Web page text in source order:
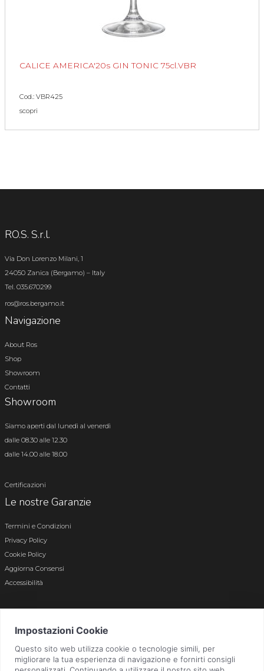
CALICE AMERICA'20s GIN TONIC 75cl.VBR
Cod.: VBR425
scopri
RO.S. S.r.l.
Via Don Lorenzo Milani, 1
24050 Zanica (Bergamo) – Italy
Tel. 035.670299
ros@ros.bergamo.it
Navigazione
About Ros
Shop
Showroom
Contatti
Showroom
Siamo aperti dal lunedì al venerdì
dalle 08.30 alle 12.30
dalle 14.00 alle 18.00
Certificazioni
Le nostre Garanzie
Termini e Condizioni
Privacy Policy
Cookie Policy
Aggiorna Consensi
Accessibilità
Bergamo n. 01496180165 · Capitale Sociale i.v. € 800.000,00